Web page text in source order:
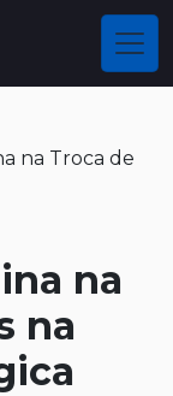
na Troca de
na
na